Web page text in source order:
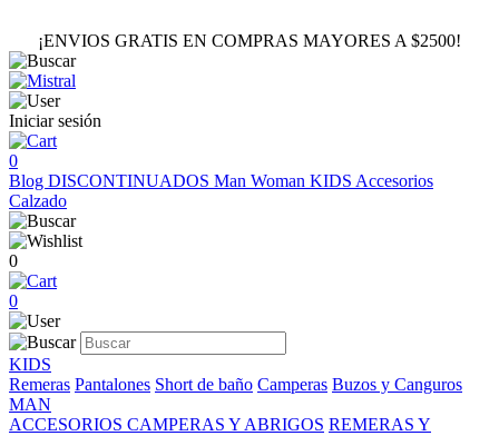
¡ENVIOS GRATIS EN COMPRAS MAYORES A $2500!
Iniciar sesión
0
Blog DISCONTINUADOS Man Woman KIDS Accesorios
Calzado
0
0
KIDS
Remeras Pantalones Short de baño Camperas Buzos y Canguros
MAN
ACCESORIOS CAMPERAS Y ABRIGOS REMERAS Y